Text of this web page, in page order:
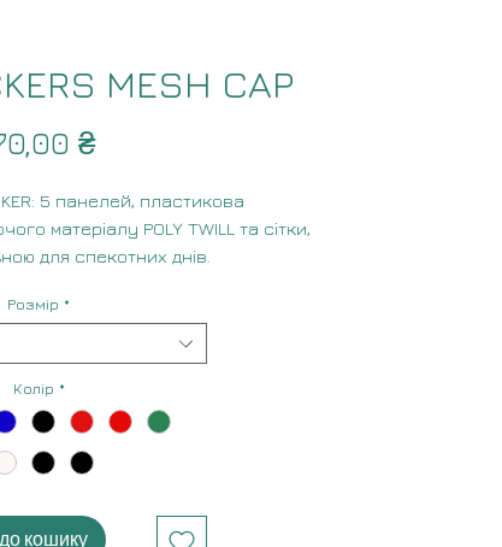
MESH CAP
₴Ціна
5 панелей, пластикова
матеріалу POLY TWILL та сітки,
для спекотних днів.
Розмір *
Колір *
кошику